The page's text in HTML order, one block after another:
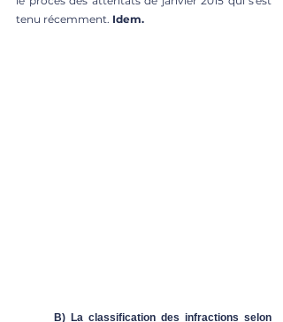
tenu récemment. Idem.